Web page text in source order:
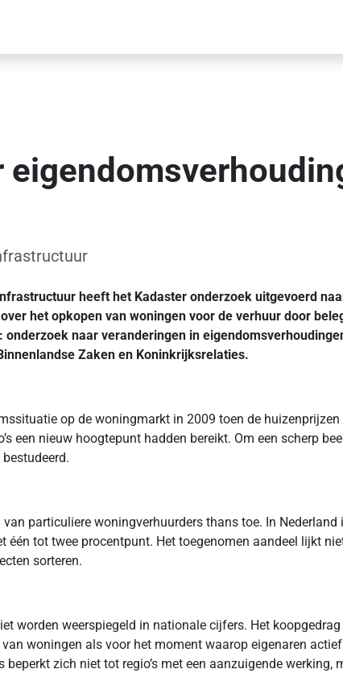
heeft het Kadaster onderzoek uitgevoerd
het opkopen van woningen voor de verhuur door
onderzoek naar veranderingen in
Zaken en Koninkrijksrelaties.
op de woningmarkt in 2009 toen de
een nieuw hoogtepunt hadden bereikt. Om een scherp
particuliere woningverhuurders thans toe. In
één tot twee procentpunt. Het toegenomen aandeel lijkt
sorteren.
worden weerspiegeld in nationale cijfers. Het
woningen als voor het moment waarop eigenaren
zich niet tot regio’s met een aanzuigende werking,